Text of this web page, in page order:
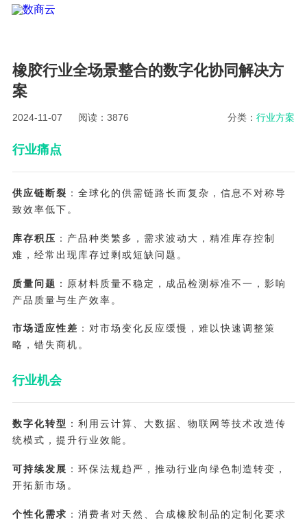
橡胶行业全场景整合的数字化协同解决方
案
2024-11-07 阅读：3876 分类：行业方案
行业痛点
供应链断裂 ：全球化的供需链路长而复杂，信息不对称导
致效率低下。
库存积压 ：产品种类繁多，需求波动大，精准库存控制
难，经常出现库存过剩或短缺问题。
质量问题 ：原材料质量不稳定，成品检测标准不一，影响
产品质量与生产效率。
市场适应性差 ：对市场变化反应缓慢，难以快速调整策
略，错失商机。
行业机会
数字化转型 ：利用云计算、大数据、物联网等技术改造传
统模式，提升行业效能。
可持续发展 ：环保法规趋严，推动行业向绿色制造转变，
开拓新市场。
个性化需求 ：消费者对天然、合成橡胶制品的定制化要求